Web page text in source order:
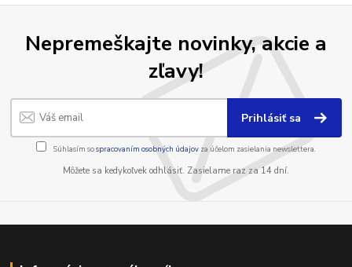
Nepremeškajte novinky, akcie a
zľavy!
Prihlásiť sa
Súhlasím sospracovaním osobných údajov za účelom zasielania newslettera.
Môžete sa kedykoľvek odhlásiť. Zasielame raz za 14 dní.